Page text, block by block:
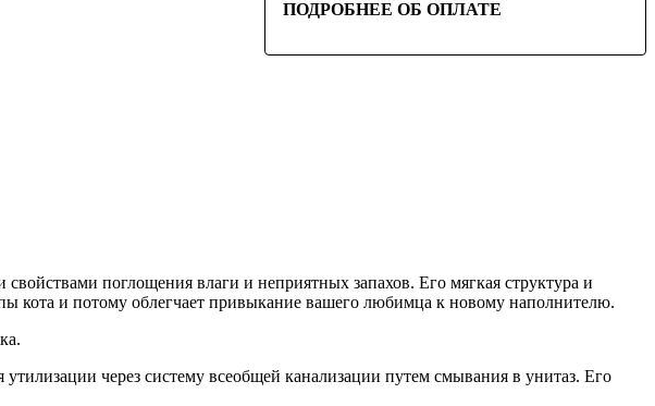
ПОДРОБНЕЕ ОБ ОПЛАТЕ
поглощения влаги и неприятных запахов. Его мягкая структура и
кота и потому облегчает привыкание вашего любимца к новому наполнителю.
через систему всеобщей канализации путем смывания в унитаз. Его